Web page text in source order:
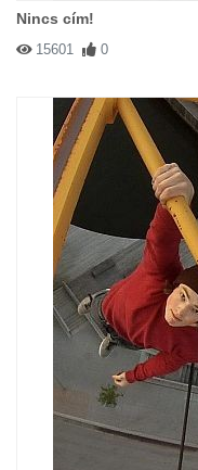
Nincs cím!
15601 0